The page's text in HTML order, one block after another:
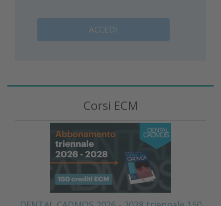
ACCEDI
Corsi ECM